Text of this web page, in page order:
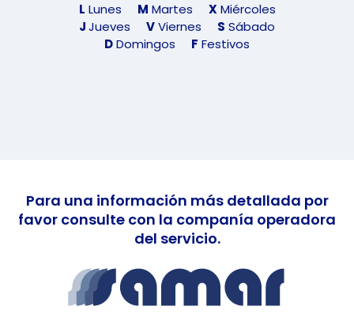
L Lunes M Martes XMiércoles
JJueves VViernes S Sábado
DDomingos F Festivos
Para una información más detallada por
favor consulte con la companía operadora
del servicio.